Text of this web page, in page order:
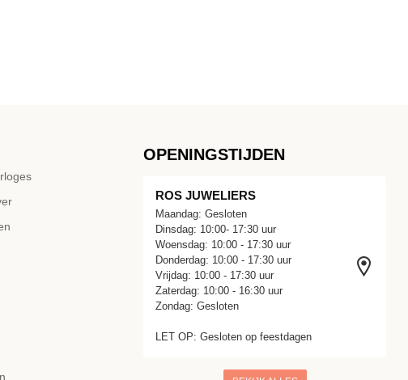
OPENINGSTIJDEN
ROS JUWELIERS
Maandag: Gesloten
Dinsdag: 10:00- 17:30 uur
Woensdag: 10:00 - 17:30 uur
Donderdag: 10:00 - 17:30 uur
Vrijdag: 10:00 - 17:30 uur
Zaterdag: 10:00 - 16:30 uur
Zondag: Gesloten
LET OP: Gesloten op feestdagen